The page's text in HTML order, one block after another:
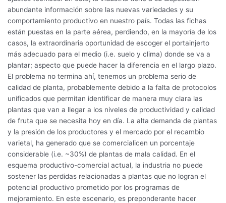
abundante información sobre las nuevas variedades y su
comportamiento productivo en nuestro país. Todas las fichas
están puestas en la parte aérea, perdiendo, en la mayoría de los
casos, la extraordinaria oportunidad de escoger el portainjerto
más adecuado para el medio (i.e. suelo y clima) donde se va a
plantar; aspecto que puede hacer la diferencia en el largo plazo.
El problema no termina ahí, tenemos un problema serio de
calidad de planta, probablemente debido a la falta de protocolos
unificados que permitan identificar de manera muy clara las
plantas que van a llegar a los niveles de productividad y calidad
de fruta que se necesita hoy en día. La alta demanda de plantas
y la presión de los productores y el mercado por el recambio
varietal, ha generado que se comercialicen un porcentaje
considerable (i.e. ~30%) de plantas de mala calidad. En el
esquema productivo-comercial actual, la industria no puede
sostener las perdidas relacionadas a plantas que no logran el
potencial productivo prometido por los programas de
mejoramiento. En este escenario, es preponderante hacer